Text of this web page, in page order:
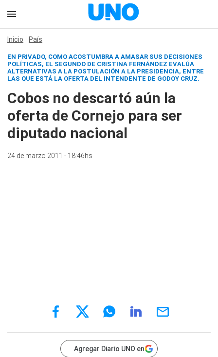
Inicio País
EN PRIVADO, COMO ACOSTUMBRA A AMASAR SUS DECISIONES
POLÍTICAS, EL SEGUNDO DE CRISTINA FERNÁNDEZ EVALÚA
ALTERNATIVAS A LA POSTULACIÓN A LA PRESIDENCIA, ENTRE
LAS QUE ESTÁ LA OFERTA DEL INTENDENTE DE GODOY CRUZ.
Cobos no descartó aún la
oferta de Cornejo para ser
diputado nacional
24 de marzo 2011 - 18:46hs
Agregar Diario UNO en